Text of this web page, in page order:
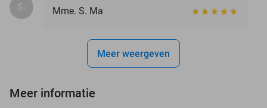
S. Mme. S. Ma
Meer weergeven
Meer informatie